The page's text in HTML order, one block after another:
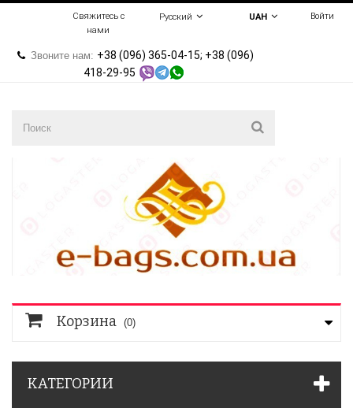
Войти
UAH
Русский
Свяжитесь с
нами
Звоните нам: +38 (096) 365-04-15; +38 (096)
418-29-95
Корзина (0)
КАТЕГОРИИ